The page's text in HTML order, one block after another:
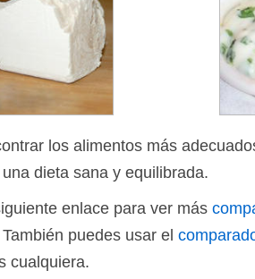
los alimentos más
dieta sana y equilibrada.
enlace para ver más
puedes usar el
cualquiera.